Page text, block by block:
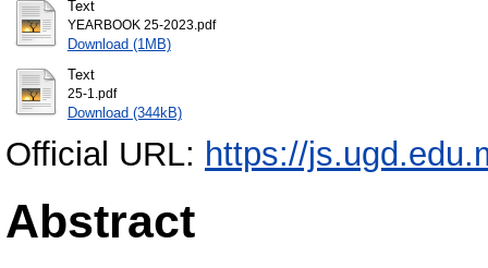
Text
YEARBOOK 25-2023.pdf
Download (1MB)
Text
25-1.pdf
Download (344kB)
Official URL: https://
Abstract